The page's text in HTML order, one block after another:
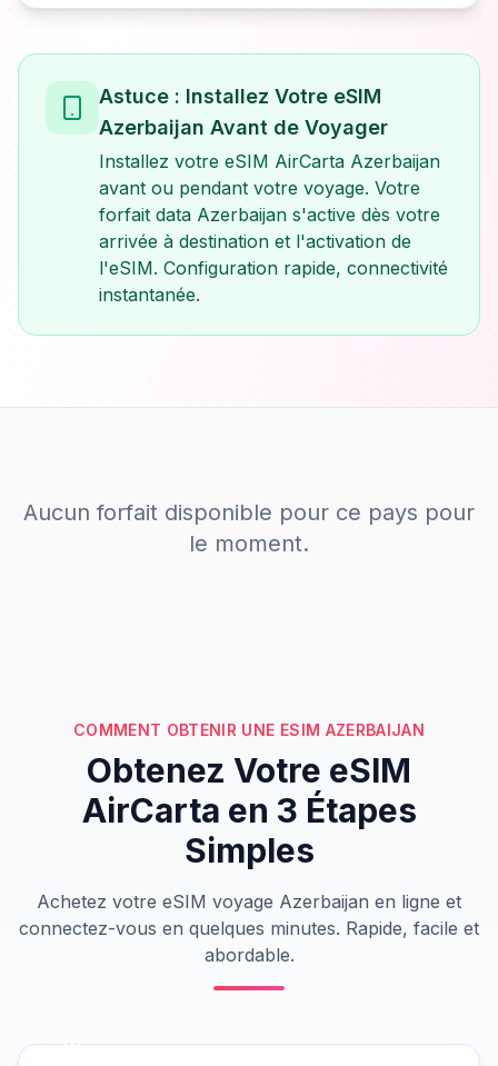
Astuce : Installez Votre eSIM
Azerbaijan Avant de Voyager
Installez votre eSIM AirCarta Azerbaijan
avant ou pendant votre voyage. Votre
forfait data Azerbaijan s'active dès votre
arrivée à destination et l'activation de
l'eSIM. Configuration rapide, connectivité
instantanée.
Aucun forfait disponible pour ce pays pour
le moment.
COMMENT OBTENIR UNE ESIM AZERBAIJAN
Obtenez Votre eSIM
AirCarta en 3 Étapes
Simples
Achetez votre eSIM voyage Azerbaijan en ligne et
connectez-vous en quelques minutes. Rapide, facile et
abordable.
01